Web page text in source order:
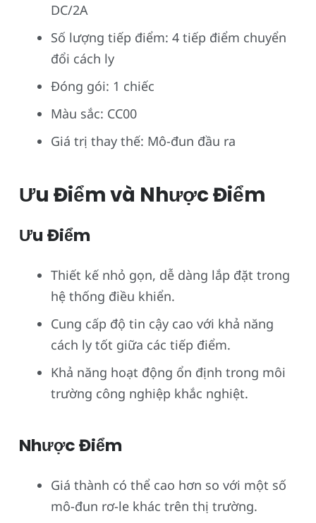
DC/2A
Số lượng tiếp điểm: 4 tiếp điểm chuyển
đổi cách ly
Đóng gói: 1 chiếc
Màu sắc: CC00
Giá trị thay thế: Mô-đun đầu ra
Ưu Điểm và Nhược Điểm
Ưu Điểm
Thiết kế nhỏ gọn, dễ dàng lắp đặt trong
hệ thống điều khiển.
Cung cấp độ tin cậy cao với khả năng
cách ly tốt giữa các tiếp điểm.
Khả năng hoạt động ổn định trong môi
trường công nghiệp khắc nghiệt.
Nhược Điểm
Giá thành có thể cao hơn so với một số
mô-đun rơ-le khác trên thị trường.